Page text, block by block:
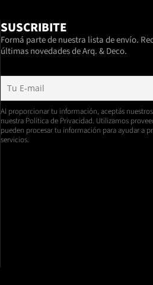
SUSCRIBITE
Formá parte de nuestra lista de envío.
últimas novedades de Arq. & Deco.
Al proporcionar tu información, aceptás
nuestra Política de Privacidad. Utilizamos
pueden procesar tu información para ayudar a
servicios.